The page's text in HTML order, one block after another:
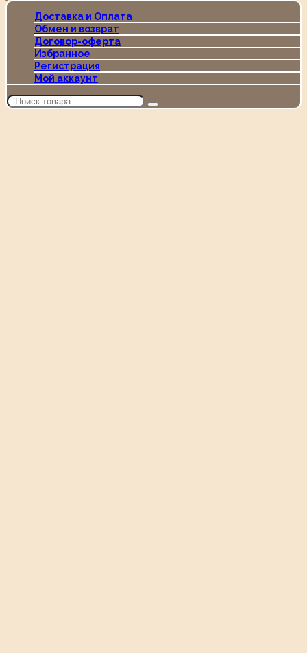
Доставка и Оплата
Обмен и возврат
Договор-оферта
Избранное
Регистрация
Мой аккаунт